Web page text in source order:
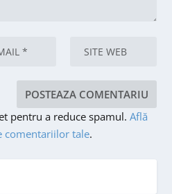
pentru a reduce spamul.Află
comentariilor tale.